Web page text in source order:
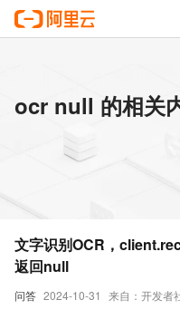
ocr null 的相关
问答 2024-10-31 来自：开发者
文字识别OCR，
返回null